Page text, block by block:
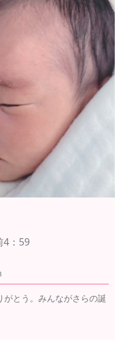
4：59
とう。みんながさらの誕